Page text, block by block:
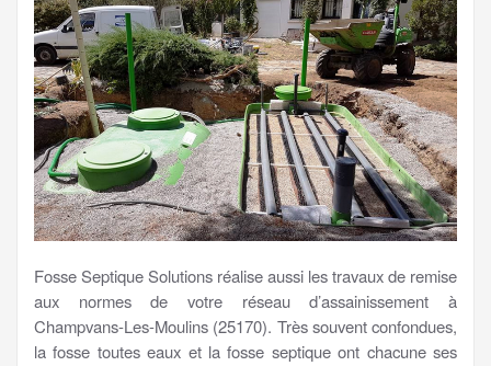
Fosse Septique Solutions réalise aussi les travaux de remise
aux normes de votre réseau d’assainissement à
Champvans-Les-Moulins (25170). Très souvent confondues,
la fosse toutes eaux et la fosse septique ont chacune ses